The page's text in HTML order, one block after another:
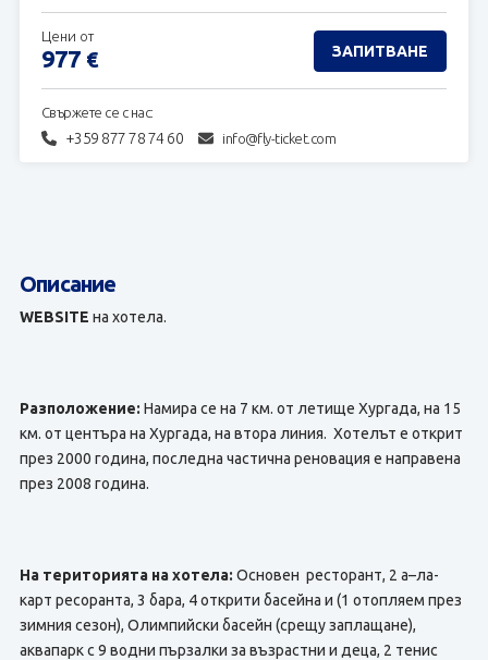
Свържете се с нас:
+359 877 78 74 60 info@fly-ticket.com
Цени от
977 € ЗАПИТВАНЕ
Описание
WEBSITE на хотела.
Разположение: Намира се на 7 км. от летище Хургада, на 15
км. от центъра на Хургада, на втора линия. Хотелът е открит
през 2000 година, последна частична реновация е направена
през 2008 година.
На територията на хотела: Основен ресторант, 2 а–ла-
карт ресоранта, 3 бара, 4 открити басейна и (1 отопляем през
зимния сезон), Олимпийски басейн (срещу заплащане),
аквапарк с 9 водни пързалки за възрастни и деца, 2 тенис